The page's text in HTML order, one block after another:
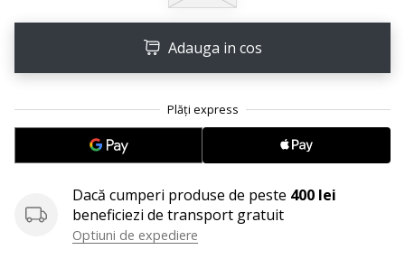
Devino
Ambasador
al
brandului
nostru
volei
Adauga in cos
Dacă cumperi produse de peste 400 lei
beneficiezi de transport gratuit
Optiuni de expediere